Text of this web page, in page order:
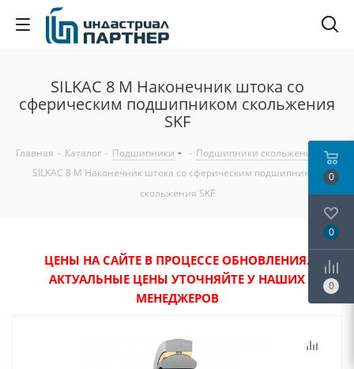
SILKAC 8 M Наконечник штока со
сферическим подшипником скольжения
SKF
Главная - Каталог - Подшипники - Подшипники скольжения
-
SILKAC 8 M Наконечник штока со сферическим подшипником
скольжения SKF
ЦЕНЫ НА САЙТЕ В ПРОЦЕССЕ ОБНОВЛЕНИЯ.
АКТУАЛЬНЫЕ ЦЕНЫ УТОЧНЯЙТЕ У НАШИХ
МЕНЕДЖЕРОВ
0
0
0